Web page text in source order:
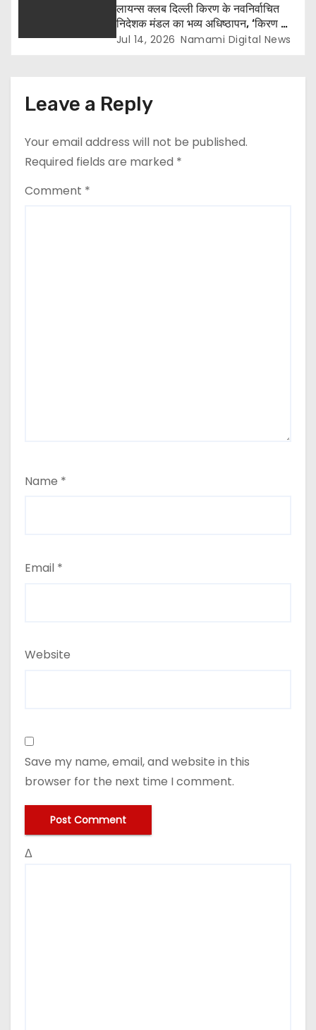
लायन्स क्लब दिल्ली किरण के नवनिर्वाचित
निदेशक मंडल का भव्य अधिष्ठापन, ‘किरण की
पाठशाला’ बुक स्टॉल बना आकर्षण का केंद्र
Jul 14, 2026 Namami Digital News
Leave a Reply
Your email address will not be published.
Required fields are marked *
Comment *
Name *
Email *
Website
Save my name, email, and website in this
browser for the next time I comment.
Δ